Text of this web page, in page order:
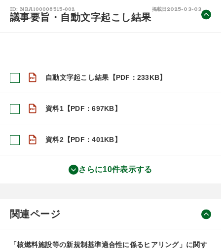
ID: NRA100008515-002 掲載日 2025-03-03
議事要旨・自動文字起こし結果
自動文字起こし結果【PDF：233KB】
資料1【PDF：697KB】
資料2【PDF：401KB】
さらに10件表示する
関連ページ
「核燃料施設等の新規制基準適合性に係るヒアリング」に関す